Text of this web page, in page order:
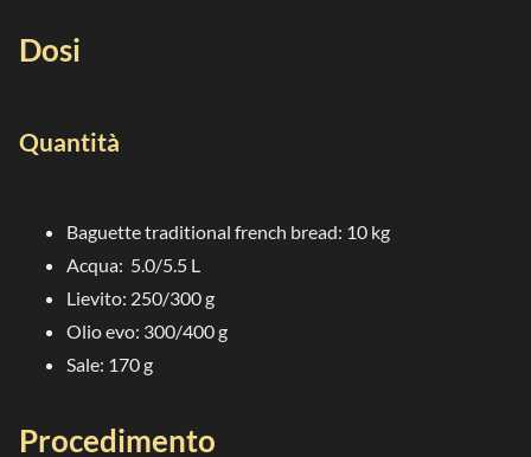
Dosi
Quantità
Baguette traditional french bread: 10 kg
Acqua: 5.0/5.5 L
Lievito: 250/300 g
Olio evo: 300/400 g
Sale: 170 g
Procedimento